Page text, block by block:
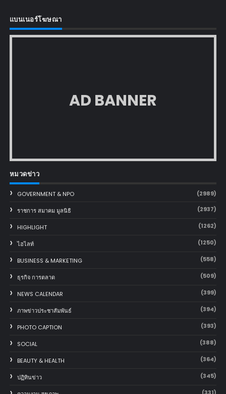
แบนเนอร์โฆษณา
AD BANNER
หมวดข่าว
GOVERNMENT & NPO (2989)
ราชการ สมาคม มูลนิธิ (2937)
HIGHLIGHT (1262)
ไฮไลท์ (1250)
BUSINESS & MARKETING (558)
ธุรกิจ การตลาด (509)
NEWS CALENDAR (399)
ภาพข่าวประชาสัมพันธ์ (394)
PHOTO CAPTION (393)
SOCIAL (388)
BEAUTY & HEALTH (364)
ปฏิทินข่าว (345)